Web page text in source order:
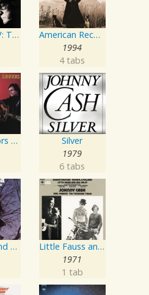
American IV: The Man Comes Around
American Recordings
1994
4 tabs
The Survivors Live
Silver
1979
6 tabs
Any Old Wind That Blows
Little Fauss and Big Halsy
1971
1 tab